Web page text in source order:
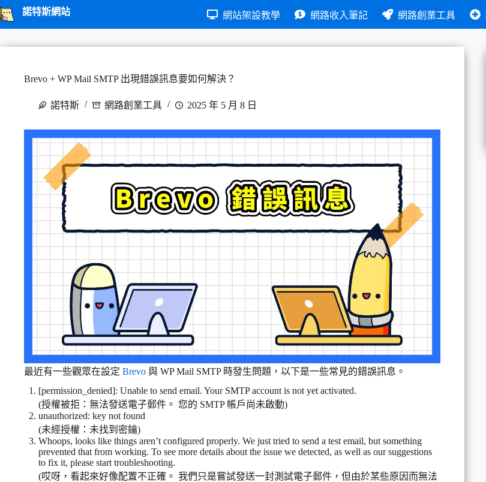
跳
至
諾特斯網站 網站架設教學 網路收入筆記 網路創業工具
Brevo + WP Mail SMTP 出現錯誤訊息要如何解決？
諾特斯 網路創業工具 2025 年 5 月 8 日
最近有一些觀眾在設定 Brevo 與 WP Mail SMTP 時發生問題，以下是一些常見的錯誤訊息。
[permission_denied]: Unable to send email. Your SMTP account is not yet activated.
(授權被拒：無法發送電子郵件。 您的 SMTP 帳戶尚未啟動)
unauthorized: key not found
(未經授權：未找到密鑰)
Whoops, looks like things aren’t configured properly. We just tried to send a test email, but something
prevented that from working. To see more details about the issue we detected, as well as our suggestions
to fix it, please start troubleshooting.
(哎呀，看起來好像配置不正確。 我們只是嘗試發送一封測試電子郵件，但由於某些原因而無法